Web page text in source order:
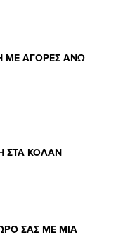
ΜΕ ΑΓΟΡΕΣ ΑΝΩ
ΣΤΑ ΚΟΛΑΝ
ΣΑΣ ΜΕ ΜΙΑ